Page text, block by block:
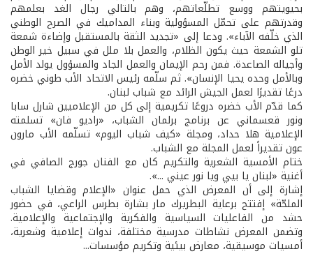
بحيويتهم ووسع تطلّعاتهم، وهم بالتالي رجال الغد بعلمهم
وقدرتهم على تحمّل المسؤولية وبناء المداميك في الصرح الوطني
الذي خلّفه الآباء». ودعا إلى «تجديد الثقة بالمستقبل وإضاءة شمعة
تلو الشمعة حيث يكون الظلام، والعمل بلا ملل في سبيل خير الوطن
وأجياله الصاعدة. فمن رحم الإيمان والعمل الجاد والمسؤول يولد الأمل
وبالأمل وحده يحيا الإنسان». ثم سلّمه رئيس الاتحاد الأب طوني خضره
درعًا تقديرًا لعمل الجيش الرائد مع شباب لبنان.
كما قدّم الأب خضره دروعًا تكريمية إلى كل من الإعلاميين شارل سابا
ونور قعسماني عن برنامج برلمان الشباب، «راديو فان» تسلمته
الإعلامية هلا حداد، ومجلة «كيف شباب اليوم» تسلّمه الأب مارون
عون تقديراً لعمل المجلة مع الشباب.
ختام الأمسية الشعرية والتكريم كان مع الفنان جورج الصافي في
أغنية «لبنان يا بيي ويا نور عيني ...».
إشارة إلى أن المعرض الذي حمل عنوان «الإعلام وقضايا الشباب
الملحّة» إفتتح برعاية البطريرك مار بشارة بطرس الراعي، في حضور
حشد من الفاعليات السياسية والفكرية والإجتماعية والإعلامية.
وتضمن المعرض نشاطات مدرسية مختلفة، ندوات إعلامية وشعرية،
أمسيات موسيقية، معارض بيئية وتكريم مؤسسات...